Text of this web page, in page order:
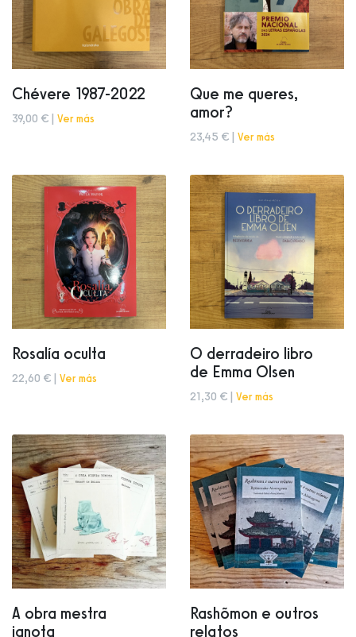
Chévere 1987-2022
39,00 € | Ver más
Que me queres,
amor?
23,45 € | Ver más
Rosalía oculta
22,60 € | Ver más
O derradeiro libro
de Emma Olsen
21,30 € | Ver más
A obra mestra
ignota
Rashõmon e outros
relatos